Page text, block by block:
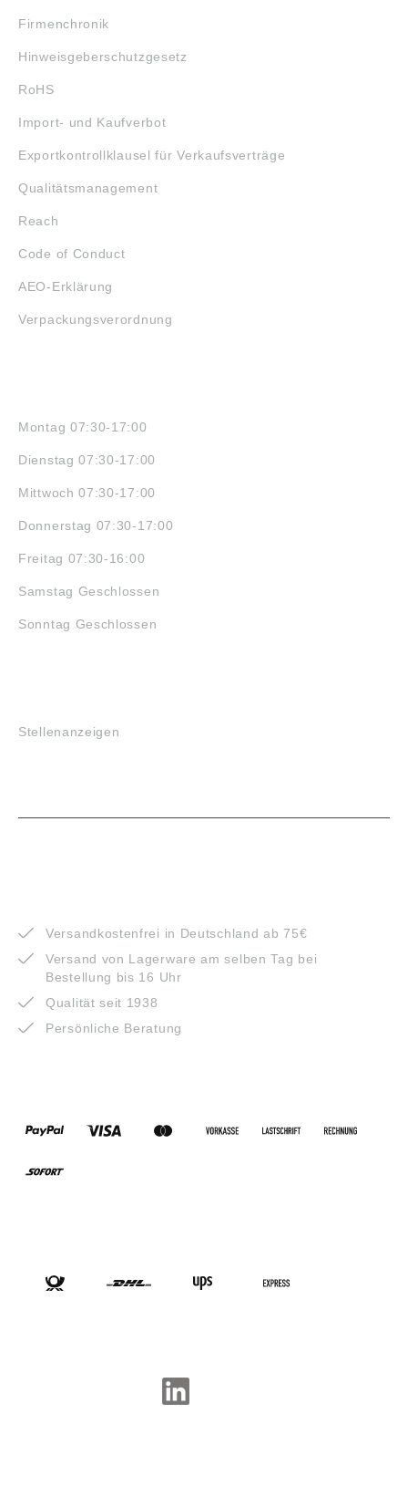
Firmenchronik
Hinweisgeberschutzgesetz
RoHS
Import- und Kaufverbot
Exportkontrollklausel für Verkaufsverträge
Qualitätsmanagement
Reach
Code of Conduct
AEO-Erklärung
Verpackungsverordnung
Montag 07:30-17:00
Dienstag 07:30-17:00
Mittwoch 07:30-17:00
Donnerstag 07:30-17:00
Freitag 07:30-16:00
Samstag Geschlossen
Sonntag Geschlossen
Stellenanzeigen
Versandkostenfrei in Deutschland ab 75€
Versand von Lagerware am selben Tag bei
Bestellung bis 16 Uhr
Qualität seit 1938
Persönliche Beratung